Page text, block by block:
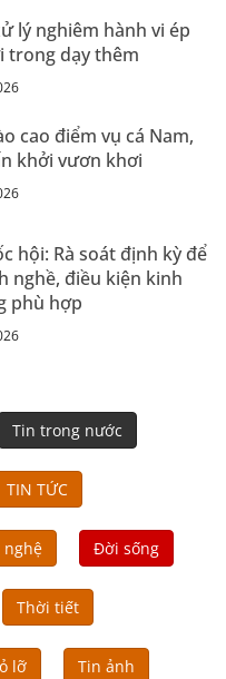
lý nghiêm hành vi ép
trong dạy thêm
cao điểm vụ cá Nam,
khởi vươn khơi
hội: Rà soát định kỳ để
nghề, điều kiện kinh
phù hợp
Tin trong nước
TIN TỨC
nghệ Đời sống
Thời tiết
lỡ Tin ảnh